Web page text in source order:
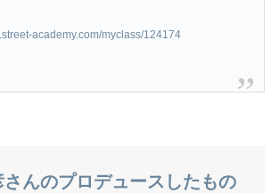
academy.com/myclass/124174
んのプロデュースしたもの